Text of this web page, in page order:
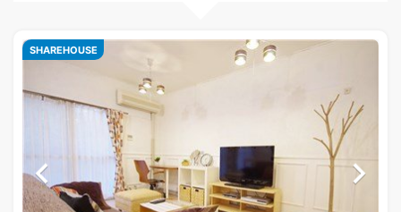
SHAREHOUSE